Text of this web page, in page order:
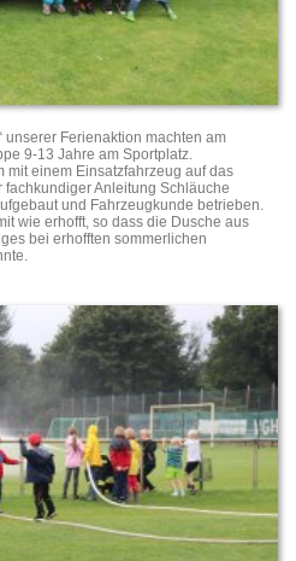
unserer Ferienaktion machten am
9-13 Jahre am Sportplatz.
mit einem Einsatzfahrzeug auf das
Anleitung Schläuche
und Fahrzeugkunde betrieben.
wie erhofft, so dass die Dusche aus
bei erhofften sommerlichen